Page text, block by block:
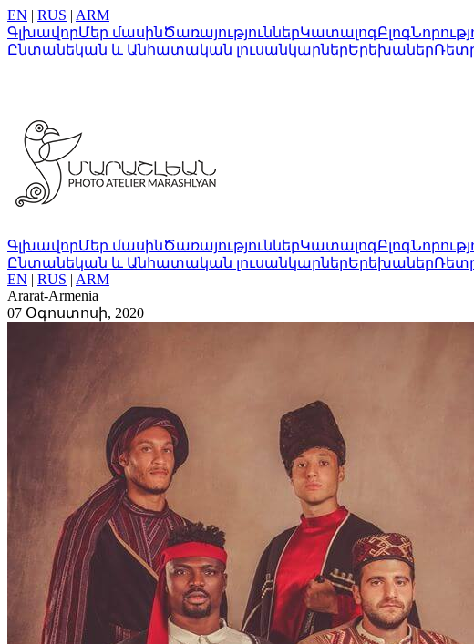
EN | RUS | ARM
ԳլխավորՄեր մասինԾառայություններԿատալոգԲլոգ
Ընտանեկան և Անհատական լուսանկարներԵրեխաներ
ԳլխավորՄեր մասինԾառայություններԿատալոգԲլոգ
Ընտանեկան և Անհատական լուսանկարներԵրեխաներ
EN | RUS | ARM
Ararat-Armenia
07 Օգոստոսի, 2020